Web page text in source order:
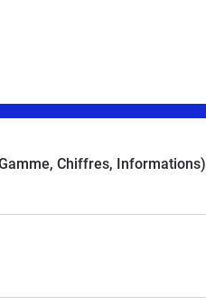
Chiffres, Informations)